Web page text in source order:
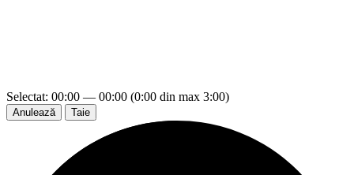
Selectat: 00:00 — 00:00 (0:00 din max 3:00)
Anulează Taie